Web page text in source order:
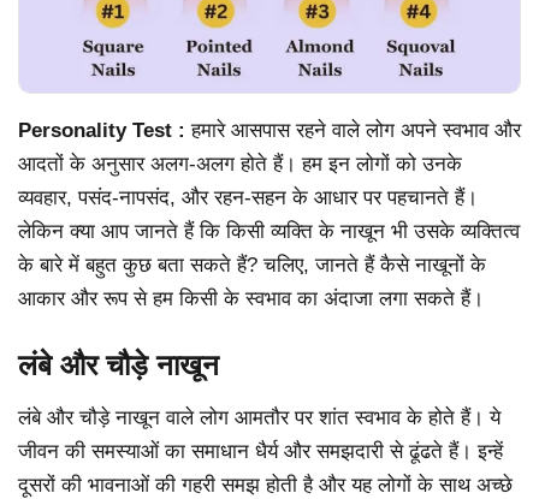
Personality Test : हमारे आसपास रहने वाले लोग अपने स्वभाव और
आदतों के अनुसार अलग-अलग होते हैं। हम इन लोगों को उनके
व्यवहार, पसंद-नापसंद, और रहन-सहन के आधार पर पहचानते हैं।
लेकिन क्या आप जानते हैं कि किसी व्यक्ति के नाखून भी उसके व्यक्तित्व
के बारे में बहुत कुछ बता सकते हैं? चलिए, जानते हैं कैसे नाखूनों के
आकार और रूप से हम किसी के स्वभाव का अंदाजा लगा सकते हैं।
लंबे और चौड़े नाखून
लंबे और चौड़े नाखून वाले लोग आमतौर पर शांत स्वभाव के होते हैं। ये
जीवन की समस्याओं का समाधान धैर्य और समझदारी से ढूंढते हैं। इन्हें
दूसरों की भावनाओं की गहरी समझ होती है और यह लोगों के साथ अच्छे